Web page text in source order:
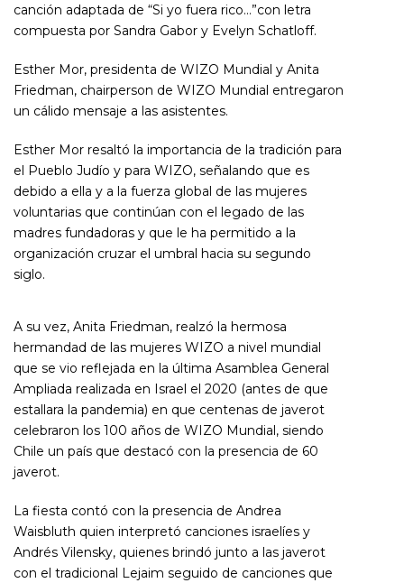
canción adaptada de “Si yo fuera rico…”con letra
compuesta por Sandra Gabor y Evelyn Schatloff.
Esther Mor, presidenta de WIZO Mundial y Anita
Friedman, chairperson de WIZO Mundial entregaron
un cálido mensaje a las asistentes.
Esther Mor resaltó la importancia de la tradición para
el Pueblo Judío y para WIZO, señalando que es
debido a ella y a la fuerza global de las mujeres
voluntarias que continúan con el legado de las
madres fundadoras y que le ha permitido a la
organización cruzar el umbral hacia su segundo
siglo.
A su vez, Anita Friedman, realzó la hermosa
hermandad de las mujeres WIZO a nivel mundial
que se vio reflejada en la última Asamblea General
Ampliada realizada en Israel el 2020 (antes de que
estallara la pandemia) en que centenas de javerot
celebraron los 100 años de WIZO Mundial, siendo
Chile un país que destacó con la presencia de 60
javerot.
La fiesta contó con la presencia de Andrea
Waisbluth quien interpretó canciones israelíes y
Andrés Vilensky, quienes brindó junto a las javerot
con el tradicional Lejaim seguido de canciones que